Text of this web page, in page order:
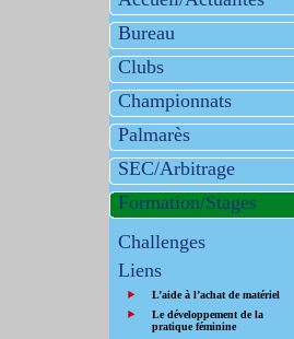
Bureau
Clubs
Championnats
Palmarès
SEC/Arbitrage
Formation/Stages
Challenges
Liens
L’aide à l’achat de matériel
Le développement de la
pratique féminine